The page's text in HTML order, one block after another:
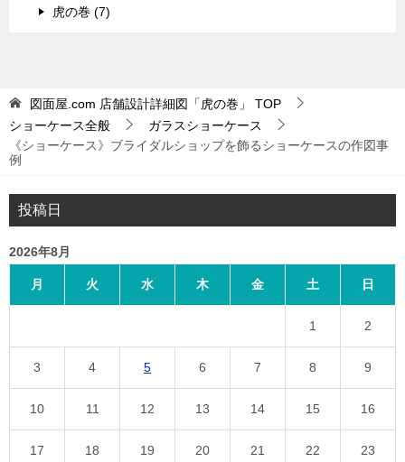
虎の巻 (7)
図面屋.com 店舗設計詳細図「虎の巻」
TOP
ショーケース全般
ガラスショーケース
《ショーケース》ブライダルショップを飾るショーケースの作図事
例
投稿日
2026年8月
月 火 水 木 金 土 日
1 2
3 4 5 6 7 8 9
10 11 12 13 14 15 16
17 18 19 20 21 22 23